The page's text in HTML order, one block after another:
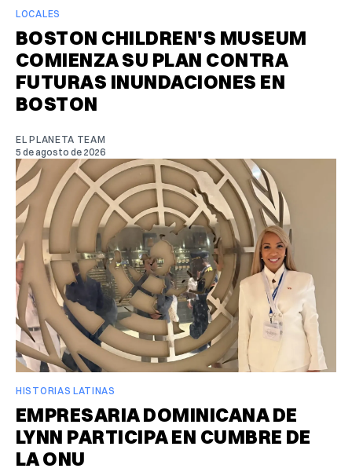
LOCALES
BOSTON CHILDREN'S MUSEUM
COMIENZA SU PLAN CONTRA
FUTURAS INUNDACIONES EN
BOSTON
EL PLANETA TEAM
5 de agosto de 2026
HISTORIAS LATINAS
EMPRESARIA DOMINICANA DE
LYNN PARTICIPA EN CUMBRE DE
LA ONU